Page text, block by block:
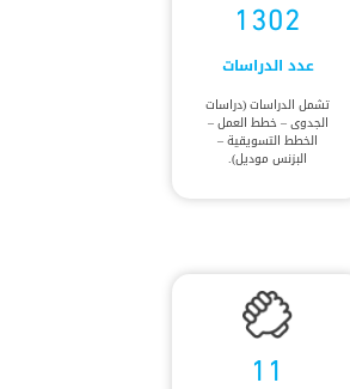
1302
عدد الدراسات
تشمل الدراسات (دراسات
الجدوى – خطط العمل –
الخطط التسويقية –
البزنس موديل).
11